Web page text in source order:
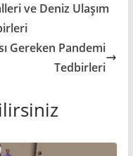
ve Deniz Ulaşım
Gereken Pandemi
Tedbirleri